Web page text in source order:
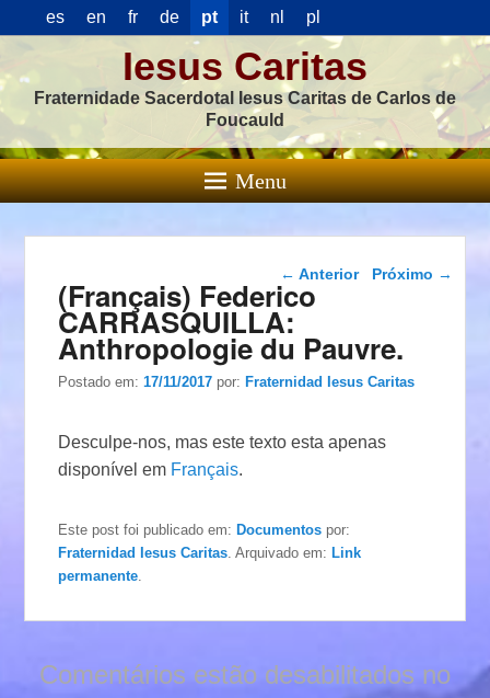
es en fr de pt it nl pl
Iesus Caritas
Fraternidade Sacerdotal Iesus Caritas de Carlos de
Foucauld
Menu
Navegação das
← Anterior Próximo →
(Français) Federico
CARRASQUILLA:
Anthropologie du Pauvre.
Postado em:17/11/2017 por:Fraternidad Iesus Caritas
Desculpe-nos, mas este texto esta apenas
disponível em Français.
Este post foi publicado em:Documentos por:
Fraternidad Iesus Caritas . Arquivado em:Link
permanente
Comentários estão desabilitados no